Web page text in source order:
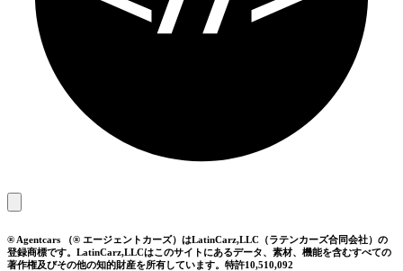
® Agentcars （® エージェントカーズ）はLatinCarz,LLC（ラテンカーズ合同会社）の
登録商標です。LatinCarz,LLCはこのサイトにあるデータ、素材、機能を含むすべての
著作権及びその他の知的財産を所有しています。特許10,510,092